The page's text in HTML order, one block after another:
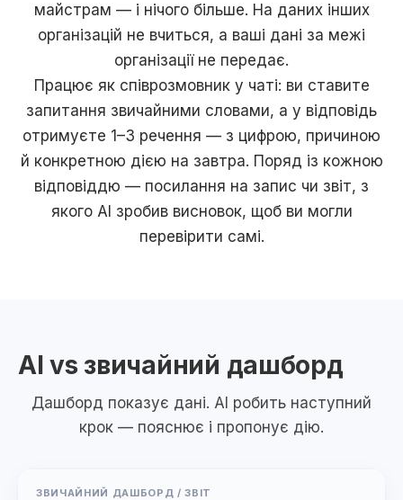
майстрам — і нічого більше. На даних інших
організацій не вчиться, а ваші дані за межі
організації не передає.
Працює як співрозмовник у чаті: ви ставите
запитання звичайними словами, а у відповідь
отримуєте 1–3 речення — з цифрою, причиною
й конкретною дією на завтра. Поряд із кожною
відповіддю — посилання на запис чи звіт, з
якого AI зробив висновок, щоб ви могли
перевірити самі.
AI vs звичайний дашборд
Дашборд показує дані. AI робить наступний
крок — пояснює і пропонує дію.
ЗВИЧАЙНИЙ ДАШБОРД / ЗВІТ